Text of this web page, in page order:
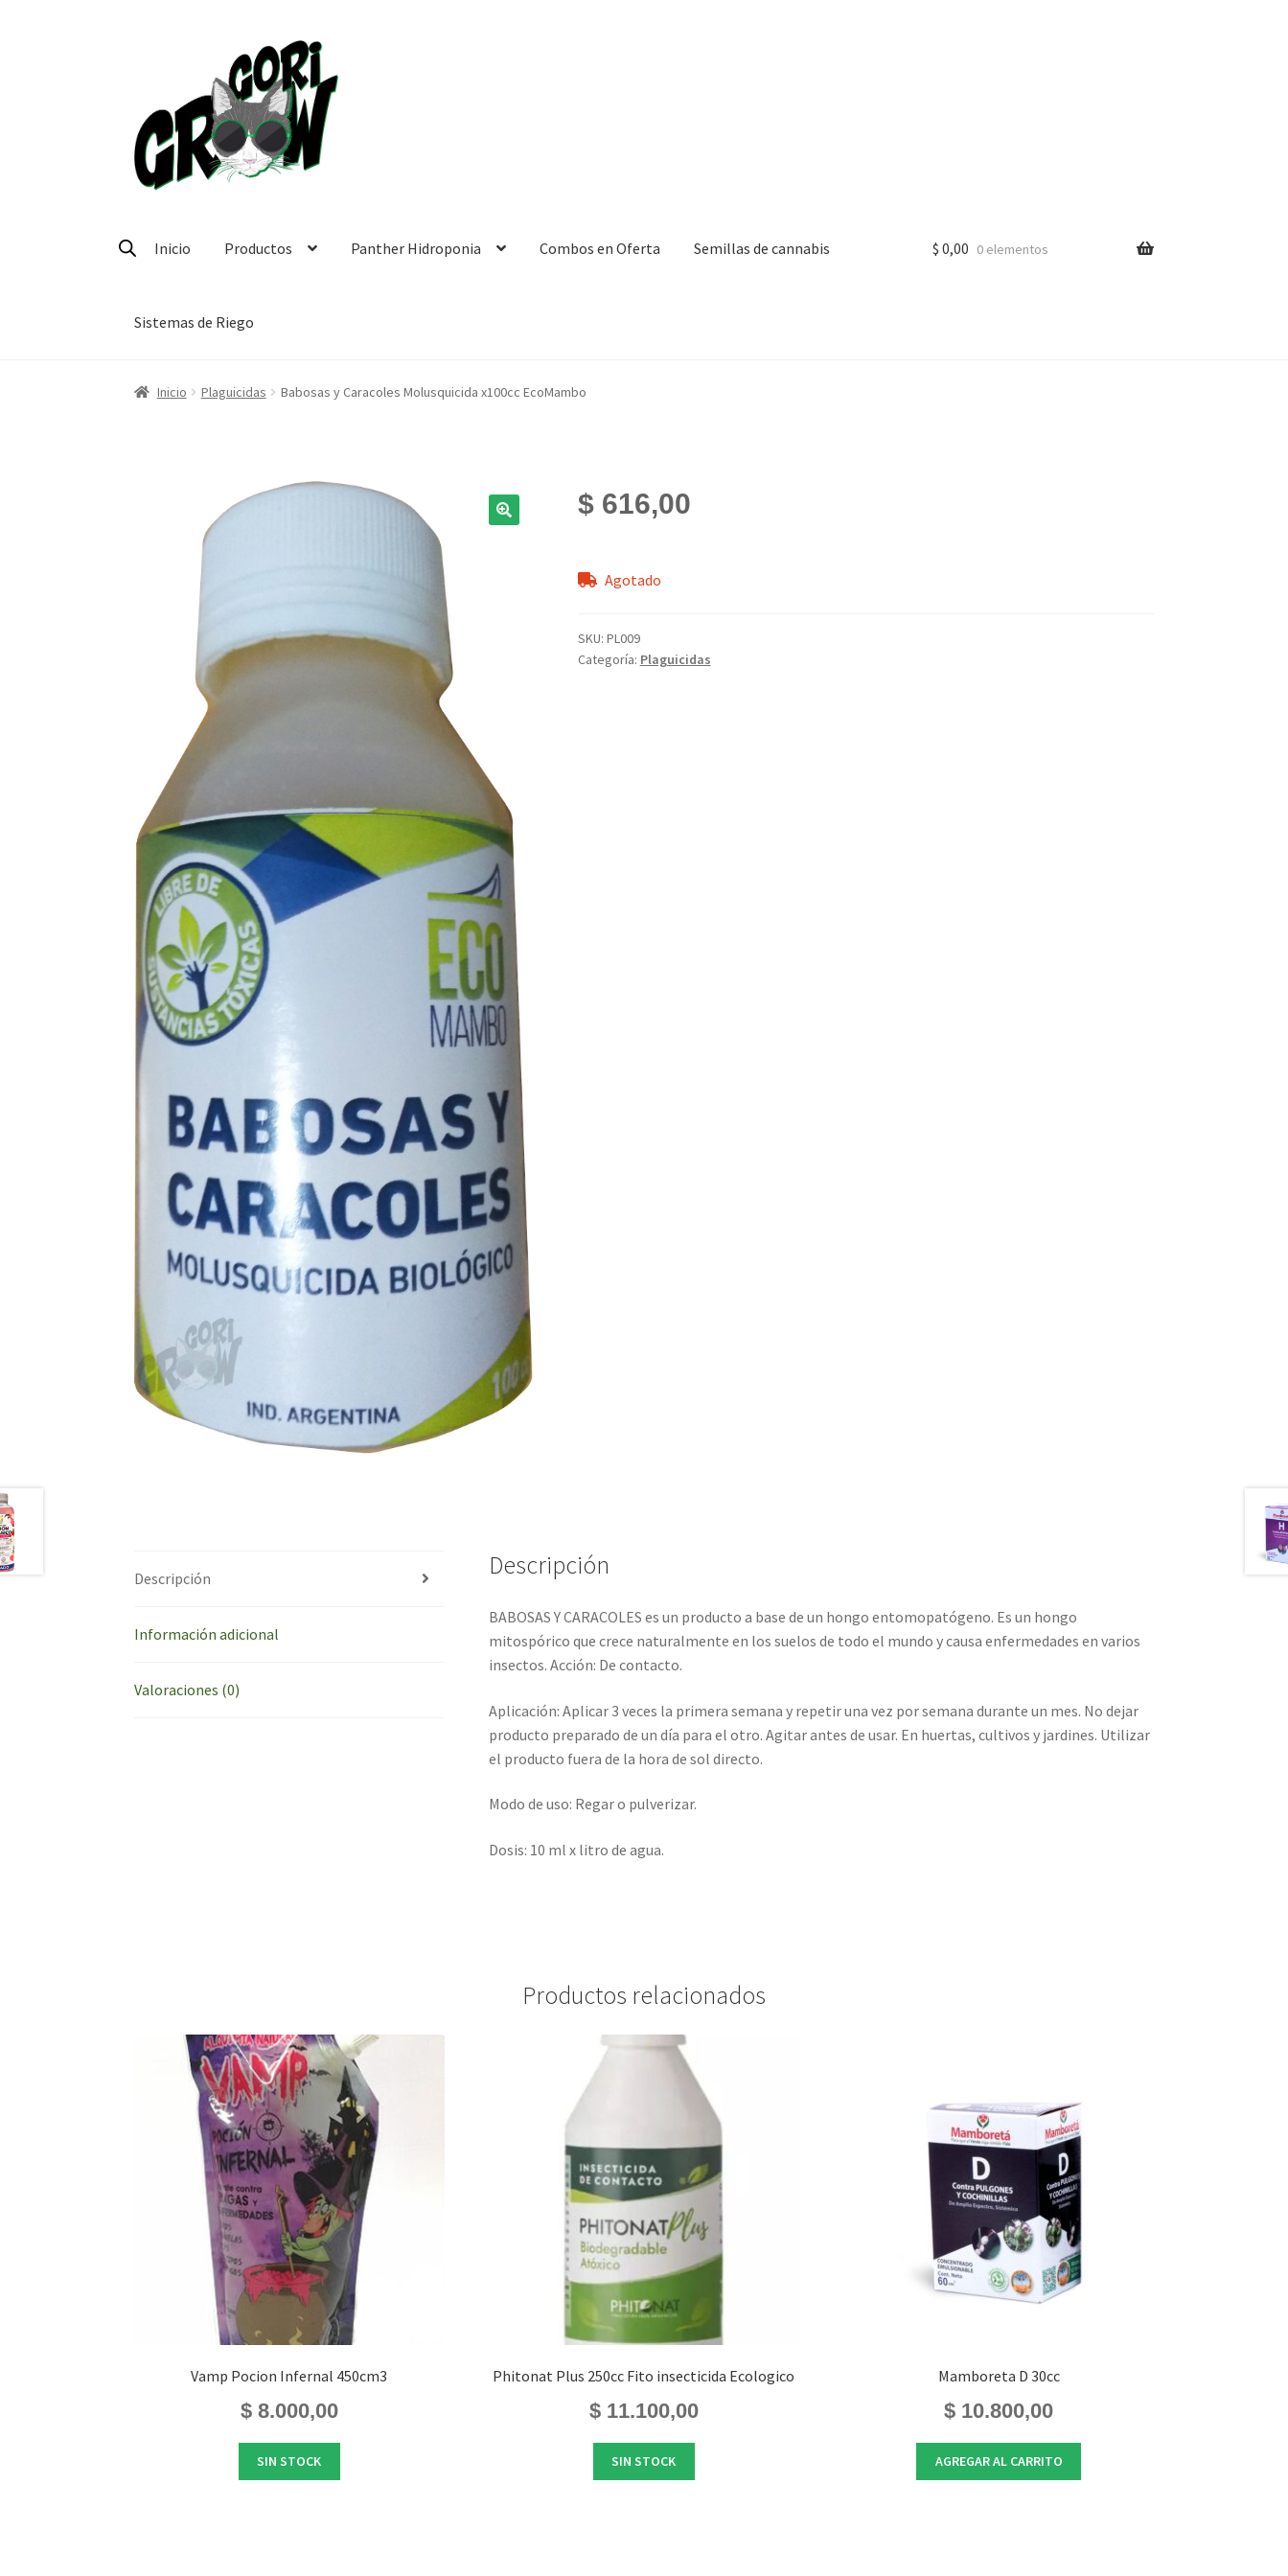
navegación
página
Inicio Productos Panther Hidroponia Combos en Oferta Semillas de cannabis
Sistemas de Riego
$ 0,00 0 elementos
Inicio Plaguicidas Babosas y Caracoles Molusquicida x100cc EcoMambo
$616,00
Agotado
SKU: PL009
Categoría: Plaguicidas
Descripción
Información adicional
Valoraciones (0)
Descripción
BABOSAS Y CARACOLES es un producto a base de un hongo entomopatógeno. Es un hongo
mitospórico que crece naturalmente en los suelos de todo el mundo y causa enfermedades en varios
insectos. Acción: De contacto.
Aplicación: Aplicar 3 veces la primera semana y repetir una vez por semana durante un mes. No dejar
producto preparado de un día para el otro. Agitar antes de usar. En huertas, cultivos y jardines. Utilizar
el producto fuera de la hora de sol directo.
Modo de uso: Regar o pulverizar.
Dosis: 10 ml x litro de agua.
Productos relacionados
Vamp Pocion Infernal 450cm3
$8.000,00
SIN STOCK
Phitonat Plus 250cc Fito insecticida Ecologico
$11.100,00
SIN STOCK
Mamboreta D 30cc
$ 10.800,00
AGREGAR AL CARRITO